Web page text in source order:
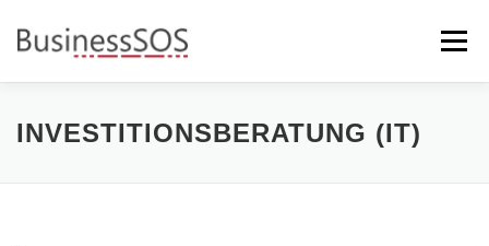
Inhalt
springen
Menü
STARTSEITE IT-SERVICE
INVESTITIONSBERATUNG (IT)